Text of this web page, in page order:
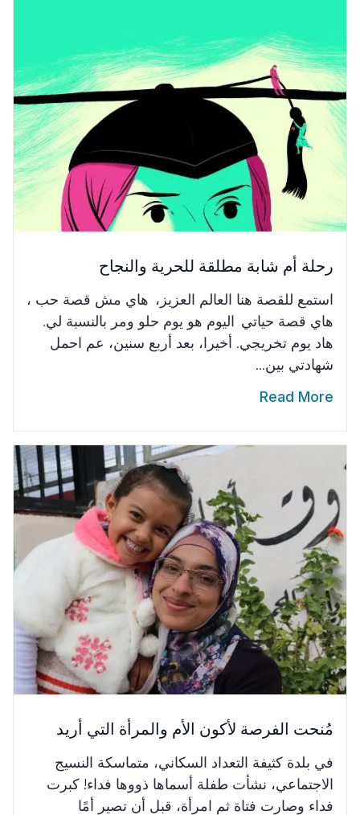
رحلة أم شابة مطلقة للحرية والنجاح
استمع للقصة هنا العالم العزيز، هاي مش قصة حب ،
هاي قصة حياتي اليوم هو يوم حلو ومر بالنسبة لي.
هاد يوم تخريجي. أخيرا، بعد أربع سنين، عم احمل
شهادتي بين...
Read More
مُنحت الفرصة لأكون الأم والمرأة التي أريد
في بلدة كثيفة التعداد السكاني، متماسكة النسيج
الاجتماعي، نشأت طفلة أسماها ذووها فداء! كبرت
فداء وصارت فتاة ثم امرأة، قبل أن تصير أمًا